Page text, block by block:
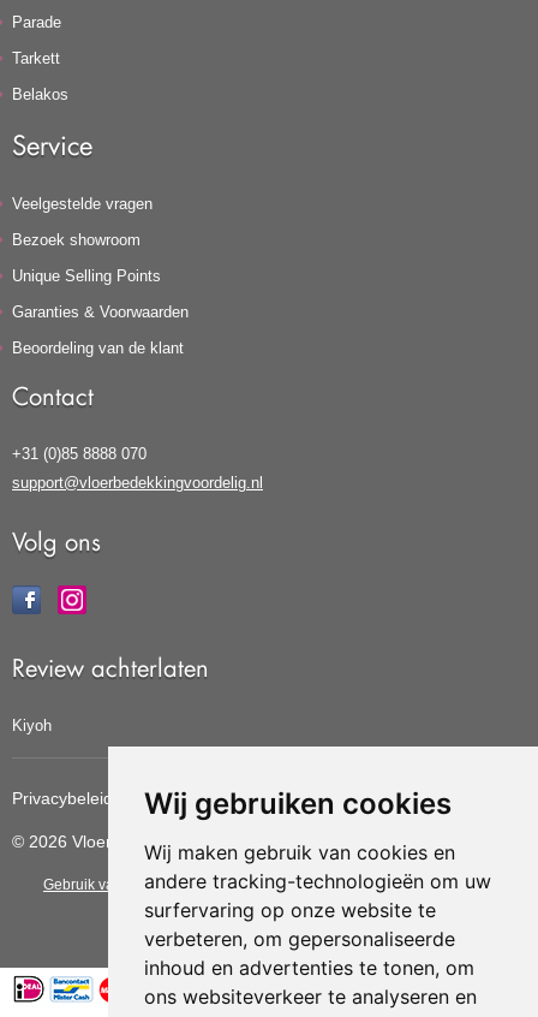
Wij gebruiken cookies
Wij maken gebruik van cookies en
andere tracking-technologieën om uw
surfervaring op onze website te
verbeteren, om gepersonaliseerde
inhoud en advertenties te tonen, om
ons websiteverkeer te analyseren en
Parade
Tarkett
Belakos
Service
Veelgestelde vragen
Bezoek showroom
Unique Selling Points
Garanties & Voorwaarden
Beoordeling van de klant
Contact
+31 (0)85 8888 070
support@vloerbedekkingvoordelig.nl
Volg ons
Review achterlaten
Kiyoh
Privacybeleid Cookiebeleid Update cookies voorkeuren
© 2026 Vloerbedekkingvoordelig
Gebruik van deze site betekent dat u dealgemene voorwaarden van CBW